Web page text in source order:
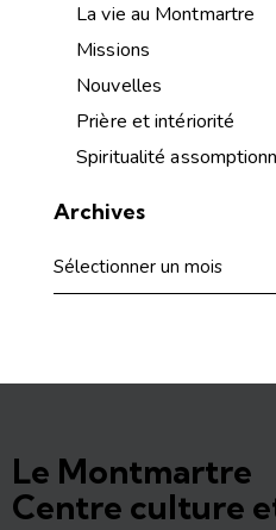
La vie au Montmartre
Missions
Nouvelles
Prière et intériorité
Spiritualité
Archives
Le Montmartre
Centre culture